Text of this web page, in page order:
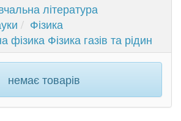
література
Фізика
Фізика газів та рідин
немає товарів